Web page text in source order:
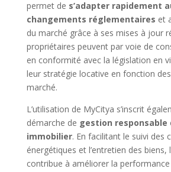
permet de s’adapter rapidement
changements réglementaires et
du marché grâce à ses mises à jour
propriétaires peuvent par voie de
en conformité avec la législation en
leur stratégie locative en fonction
marché.
L’utilisation de MyCitya s’inscrit
démarche de gestion responsable
immobilier. En facilitant le suivi des
énergétiques et l’entretien des biens,
contribue à améliorer la performance